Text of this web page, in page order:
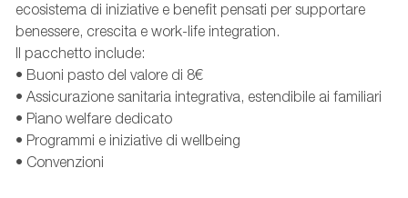
ecosistema di iniziative e benefit pensati per supportare
benessere, crescita e work-life integration.
Il pacchetto include:
• Buoni pasto del valore di 8€
• Assicurazione sanitaria integrativa, estendibile ai familiari
• Piano welfare dedicato
• Programmi e iniziative di wellbeing
• Convenzioni